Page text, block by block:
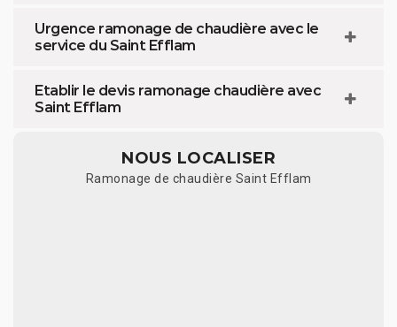
Urgence ramonage de chaudière avec le
service du Saint Efflam
Etablir le devis ramonage chaudière avec
Saint Efflam
NOUS LOCALISER
Ramonage de chaudière Saint Efflam